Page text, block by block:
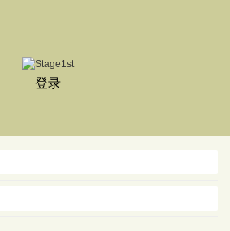
登录